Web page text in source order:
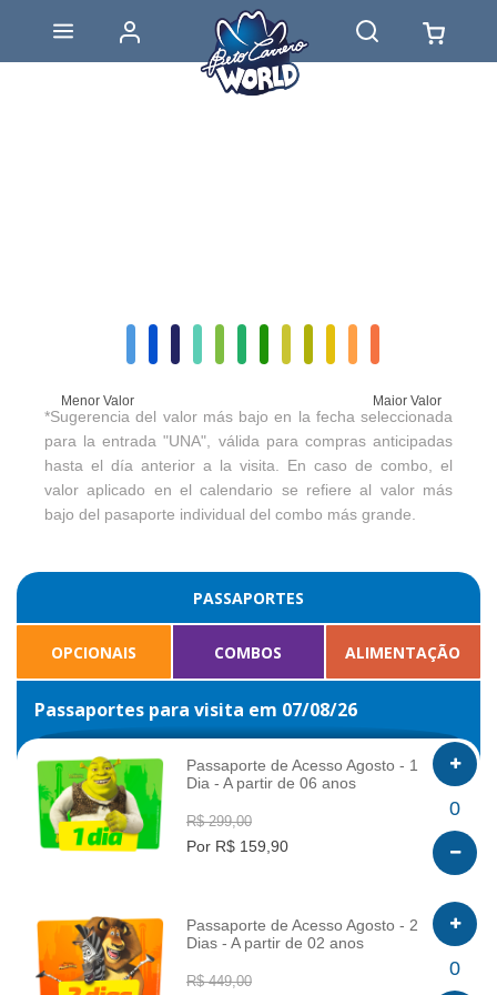
Menor Valor Maior Valor
*Sugerencia del valor más bajo en la fecha seleccionada
para la entrada "UNA", válida para compras anticipadas
hasta el día anterior a la visita. En caso de combo, el
valor aplicado en el calendario se refiere al valor más
bajo del pasaporte individual del combo más grande.
PASSAPORTES
OPCIONAIS COMBOS ALIMENTAÇÃO
Passaportes para visita em 07/08/26
INFO
Passaporte de Acesso Agosto - 1
Dia - A partir de 06 anos
R$ 299,00
Por R$ 159,90
0
INFO
Passaporte de Acesso Agosto - 2
Dias - A partir de 02 anos
R$ 449,00
0